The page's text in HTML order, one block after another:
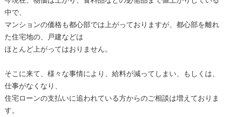
中で、
マンションの価格も都心部では上がっておりますが、都心部を離れ
た住宅地の、戸建などは
ほとんど上がってはおりません。
そこに来て、様々な事情により、給料が減ってしまい、もしくは、
仕事がなくなり、
住宅ローンの支払いに追われている方からのご相談は増えておりま
す。